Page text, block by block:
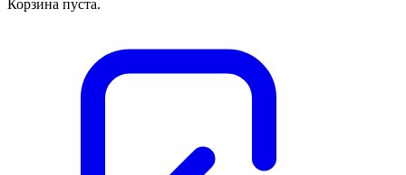
Корзина пуста.